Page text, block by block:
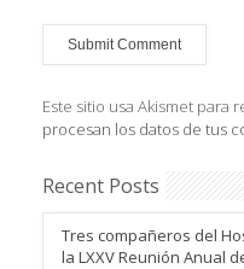
Este sitio usa Akismet para
procesan los datos de tus
Recent Posts
Tres compañeros del
la LXXV Reunión Anual